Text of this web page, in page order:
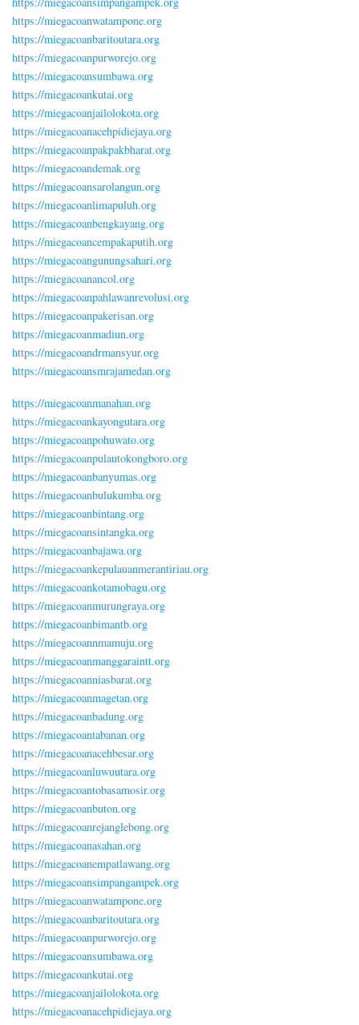
https://miegacoanwatampone.org
https://miegacoanbaritoutara.org
https://miegacoanpurworejo.org
https://miegacoansumbawa.org
https://miegacoankutai.org
https://miegacoanjailolokota.org
https://miegacoanacehpidiejaya.org
https://miegacoanpakpakbharat.org
https://miegacoandemak.org
https://miegacoansarolangun.org
https://miegacoanlimapuluh.org
https://miegacoanbengkayang.org
https://miegacoancempakaputih.org
https://miegacoangunungsahari.org
https://miegacoanancol.org
https://miegacoanpahlawanrevolusi.org
https://miegacoanpakerisan.org
https://miegacoanmadiun.org
https://miegacoandrmansyur.org
https://miegacoansmrajamedan.org
https://miegacoanmanahan.org
https://miegacoankayongutara.org
https://miegacoanpohuwato.org
https://miegacoanpulautokongboro.org
https://miegacoanbanyumas.org
https://miegacoanbulukumba.org
https://miegacoanbintang.org
https://miegacoansintangka.org
https://miegacoanbajawa.org
https://miegacoankepulauanmerantiriau.org
https://miegacoankotamobagu.org
https://miegacoanmurungraya.org
https://miegacoanbimantb.org
https://miegacoannmamuju.org
https://miegacoanmanggaraintt.org
https://miegacoanniasbarat.org
https://miegacoanmagetan.org
https://miegacoanbadung.org
https://miegacoantabanan.org
https://miegacoanacehbesar.org
https://miegacoanluwuutara.org
https://miegacoantobasamosir.org
https://miegacoanbuton.org
https://miegacoanrejanglebong.org
https://miegacoanasahan.org
https://miegacoanempatlawang.org
https://miegacoansimpangampek.org
https://miegacoanwatampone.org
https://miegacoanbaritoutara.org
https://miegacoanpurworejo.org
https://miegacoansumbawa.org
https://miegacoankutai.org
https://miegacoanjailolokota.org
https://miegacoanacehpidiejaya.org